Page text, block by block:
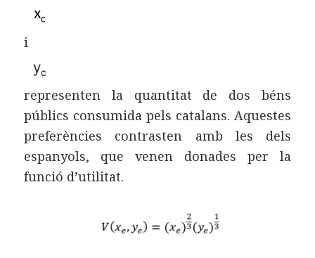
i
representen la quantitat de dos béns
públics consumida pels catalans. Aquestes
preferències contrasten amb les dels
espanyols, que venen donades per la
funció d’utilitat.